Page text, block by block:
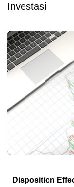
Investasi
Disposition